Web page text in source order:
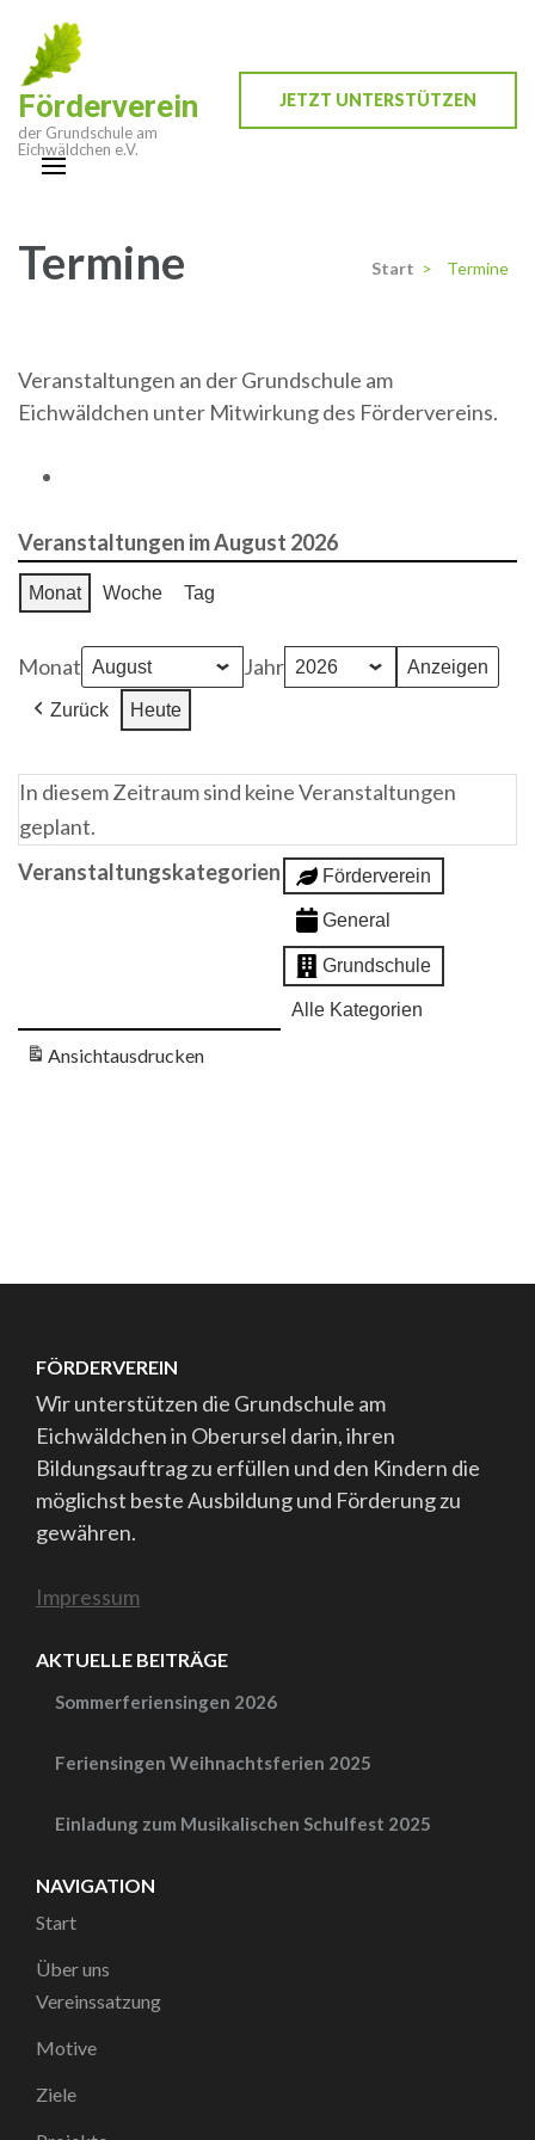
Inhalt
springen
(Enter
drücken)
Förderverein
der Grundschule am
Eichwäldchen e.V.
JETZT UNTERSTÜTZEN
Termine Start > Termine
Veranstaltungen an der Grundschule am
Eichwäldchen unter Mitwirkung des Fördervereins.
Veranstaltungen im August 2026
Monat Woche Tag
Monat Jahr
Zurück Heute
In diesem Zeitraum sind keine Veranstaltungen
geplant.
Veranstaltungskategorien
Förderverein
General
Grundschule
Alle Kategorien
Ansichtausdrucken
FÖRDERVEREIN
Wir unterstützen die Grundschule am
Eichwäldchen in Oberursel darin, ihren
Bildungsauftrag zu erfüllen und den Kindern die
möglichst beste Ausbildung und Förderung zu
gewähren.
Impressum
AKTUELLE BEITRÄGE
Sommerferiensingen 2026
Feriensingen Weihnachtsferien 2025
Einladung zum Musikalischen Schulfest 2025
NAVIGATION
Start
Über uns
Vereinssatzung
Motive
Ziele